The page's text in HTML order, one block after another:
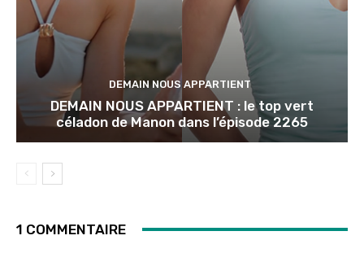
DEMAIN NOUS APPARTIENT
DEMAIN NOUS APPARTIENT : le top vert
céladon de Manon dans l’épisode 2265
1 COMMENTAIRE